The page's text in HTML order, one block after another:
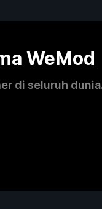
WeMod
di seluruh